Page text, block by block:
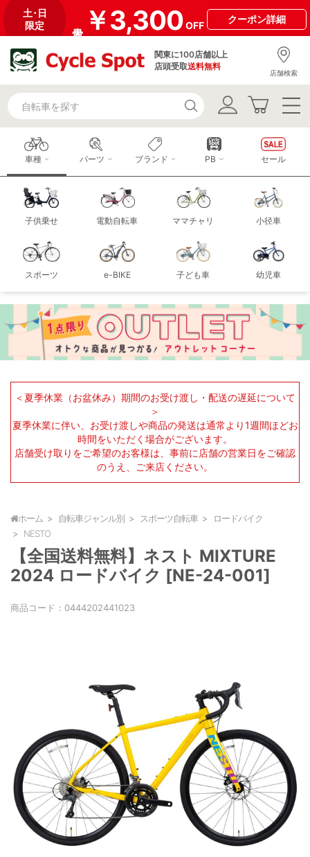
土･日
限定
￥3,300OFF
クーポン詳細
関東に100店舗以上
店頭受取送料無料
店舗検索
車種
子供乗せ 電動自転車 ママチャリ 小径車
スポーツ e-BIKE 子ども車 幼児車
パーツ ブランド PB セール
＜夏季休業（お盆休み）期間のお受け渡し・配送の遅延について
＞
夏季休業に伴い、お受け渡しや商品の発送は通常より1週間ほどお
時間をいただく場合がございます。
店舗受け取りをご希望のお客様は、事前に店舗の営業日をご確認
のうえ、ご来店ください。
ホーム 自転車ジャンル別 スポーツ自転車
ロードバイク
NESTO
【全国送料無料】ネスト MIXTURE
2024 ロードバイク [NE-24-001]
商品コード： 0444202441023